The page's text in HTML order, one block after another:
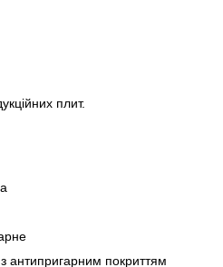
плит.
антипригарним покриттям